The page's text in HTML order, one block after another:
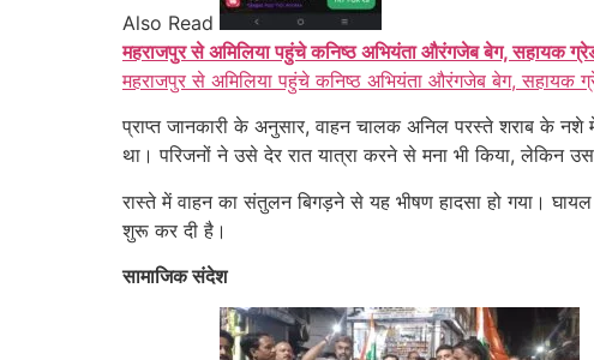
Also Read
महराजपुर से अमिलिया पहुंचे कनिष्ठ अभियंता औरंगजेब बेग, सहायक
महराजपुर से अमिलिया पहुंचे कनिष्ठ अभियंता औरंगजेब बेग, सहायक
प्राप्त जानकारी के अनुसार, वाहन चालक अनिल परस्ते शराब के
था। परिजनों ने उसे देर रात यात्रा करने से मना भी किया, लेकिन
रास्ते में वाहन का संतुलन बिगड़ने से यह भीषण हादसा हो गया।
शुरू कर दी है।
सामाजिक संदेश